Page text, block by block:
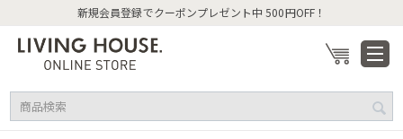
新規会員登録でクーポンプレゼント中 500円OFF！